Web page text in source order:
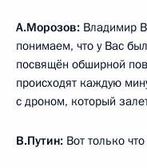
А.Морозов: Владимир
понимаем, что у Вас
посвящён обширной
происходят каждую
с дроном, который
В.Путин: Вот только